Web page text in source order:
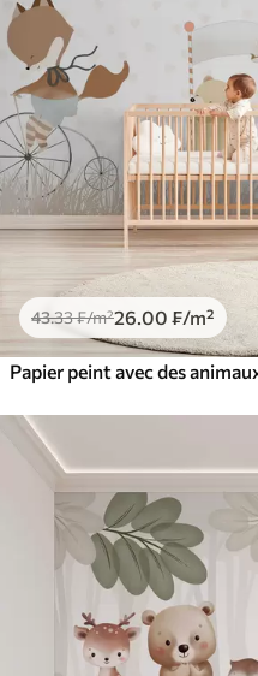
43.33₣/m²26 .00 ₣/m²
Papier peint avec des